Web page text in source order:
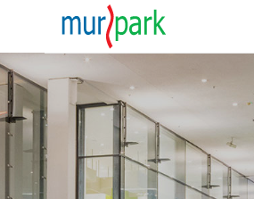
PRESSEAUSSENDUNGEN
MEDIAGALERIE
Fotos